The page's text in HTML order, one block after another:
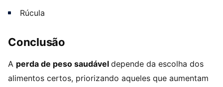
Rúcula
Conclusão
A perda de peso saudável depende da escolha dos
alimentos certos, priorizando aqueles que aumentam